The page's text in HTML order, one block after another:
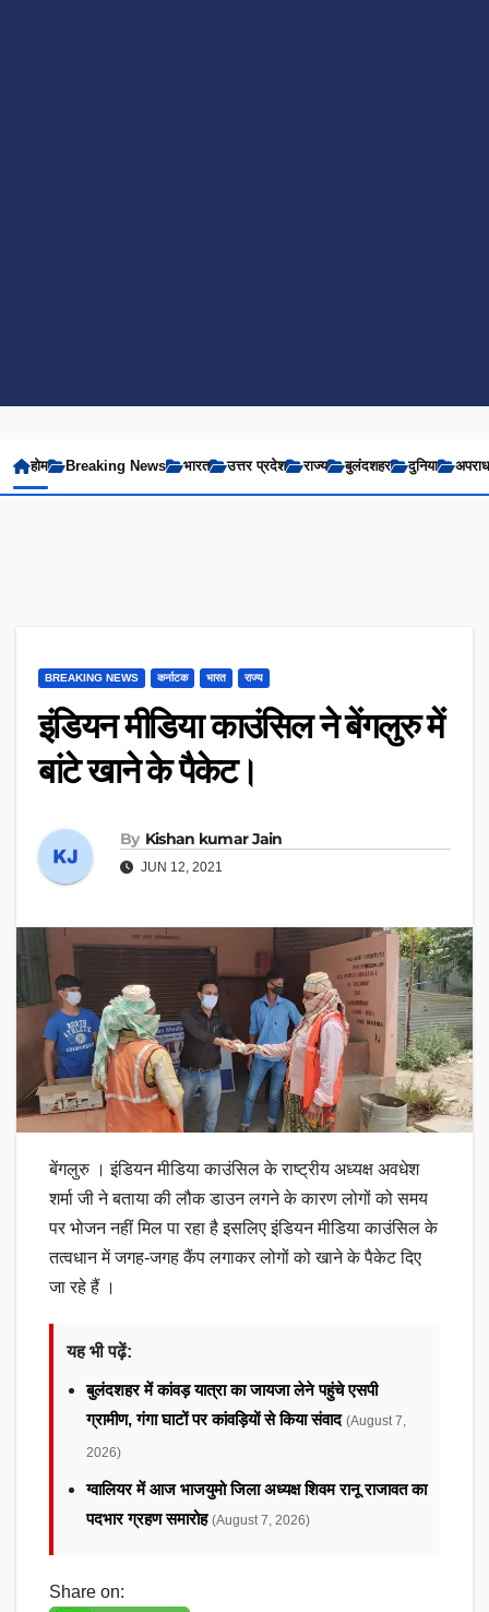
होम Breaking News भारत उत्तर प्रदेश राज्य बुलंदशहर दुनिया अपराध
BREAKING NEWS कर्नाटक भारत राज्य
इंडियन मीडिया काउंसिल ने बेंगलुरु में
बांटे खाने के पैकेट।
By Kishan kumar Jain
JUN 12, 2021
बेंगलुरु । इंडियन मीडिया काउंसिल के राष्ट्रीय अध्यक्ष अवधेश
शर्मा जी ने बताया की लौक डाउन लगने के कारण लोगों को समय
पर भोजन नहीं मिल पा रहा है इसलिए इंडियन मीडिया काउंसिल के
तत्वधान में जगह-जगह कैंप लगाकर लोगों को खाने के पैकेट दिए
जा रहे हैं ।
यह भी पढ़ें:
बुलंदशहर में कांवड़ यात्रा का जायजा लेने पहुंचे एसपी
ग्रामीण, गंगा घाटों पर कांवड़ियों से किया संवाद (August 7,
2026)
ग्वालियर में आज भाजयुमो जिला अध्यक्ष शिवम रानू राजावत का
पदभार ग्रहण समारोह (August 7, 2026)
Share on: